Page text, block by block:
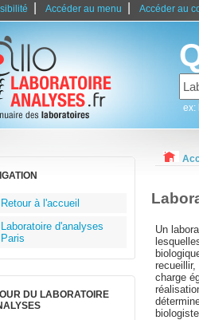
Accéder au menu Accéder au
ex:
Retour à l'accueil
Laboratoire d'analyses
Paris
DU LABORATOIRE
Un
charge